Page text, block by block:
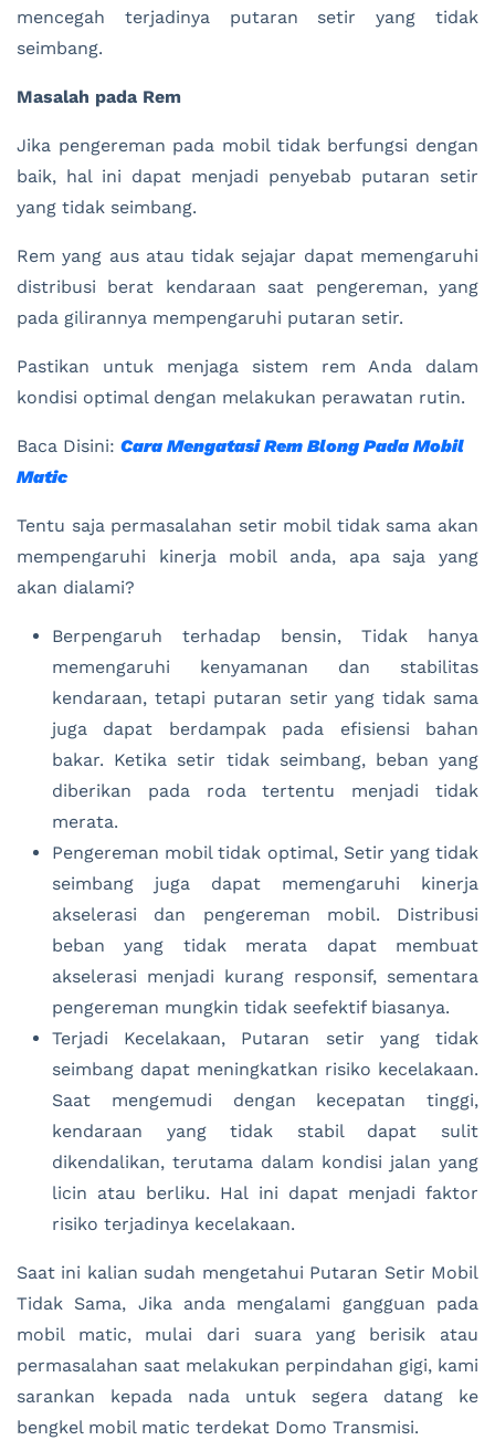
mencegah terjadinya putaran setir yang tidak
seimbang.
Masalah pada Rem
Jika pengereman pada mobil tidak berfungsi dengan
baik, hal ini dapat menjadi penyebab putaran setir
yang tidak seimbang.
Rem yang aus atau tidak sejajar dapat memengaruhi
distribusi berat kendaraan saat pengereman, yang
pada gilirannya mempengaruhi putaran setir.
Pastikan untuk menjaga sistem rem Anda dalam
kondisi optimal dengan melakukan perawatan rutin.
Baca Disini: Cara Mengatasi Rem Blong Pada Mobil
Matic
Tentu saja permasalahan setir mobil tidak sama akan
mempengaruhi kinerja mobil anda, apa saja yang
akan dialami?
Berpengaruh terhadap bensin, Tidak hanya
memengaruhi kenyamanan dan stabilitas
kendaraan, tetapi putaran setir yang tidak sama
juga dapat berdampak pada efisiensi bahan
bakar. Ketika setir tidak seimbang, beban yang
diberikan pada roda tertentu menjadi tidak
merata.
Pengereman mobil tidak optimal, Setir yang tidak
seimbang juga dapat memengaruhi kinerja
akselerasi dan pengereman mobil. Distribusi
beban yang tidak merata dapat membuat
akselerasi menjadi kurang responsif, sementara
pengereman mungkin tidak seefektif biasanya.
Terjadi Kecelakaan, Putaran setir yang tidak
seimbang dapat meningkatkan risiko kecelakaan.
Saat mengemudi dengan kecepatan tinggi,
kendaraan yang tidak stabil dapat sulit
dikendalikan, terutama dalam kondisi jalan yang
licin atau berliku. Hal ini dapat menjadi faktor
risiko terjadinya kecelakaan.
Saat ini kalian sudah mengetahui Putaran Setir Mobil
Tidak Sama, Jika anda mengalami gangguan pada
mobil matic, mulai dari suara yang berisik atau
permasalahan saat melakukan perpindahan gigi, kami
sarankan kepada nada untuk segera datang ke
bengkel mobil matic terdekat Domo Transmisi.